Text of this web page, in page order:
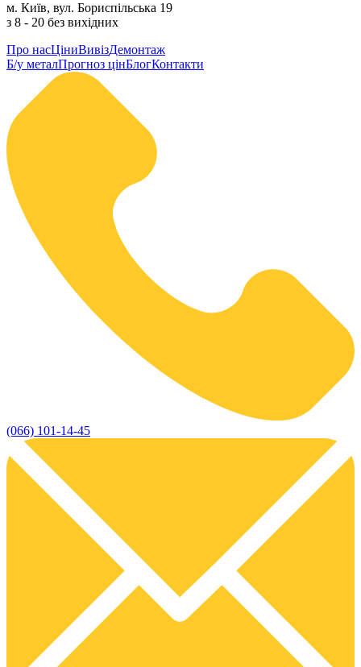
м. Київ, вул. Бориспільська 19
з 8 - 20 без вихідних
Про насЦіниВивізДемонтаж
Б/у металПрогноз цінБлогКонтакти
(066) 101-14-45